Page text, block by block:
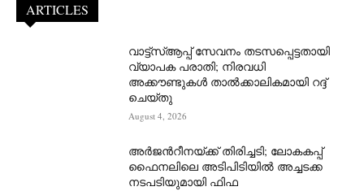
ARTICLES
വാട്ട്‌സ്ആപ്പ് സേവനം തടസപ്പെട്ടതായി
വ്യാപക പരാതി; നിരവധി
അക്കൗണ്ടുകൾ താൽക്കാലികമായി റദ്ദ്
ചെയ്തു
August 4, 2026
അർജന്‍റീനയ്ക്ക് തിരിച്ചടി; ലോകകപ്പ്
ഫൈനലിലെ അടിപിടിയിൽ അച്ചടക്ക
നടപടിയുമായി ഫിഫ